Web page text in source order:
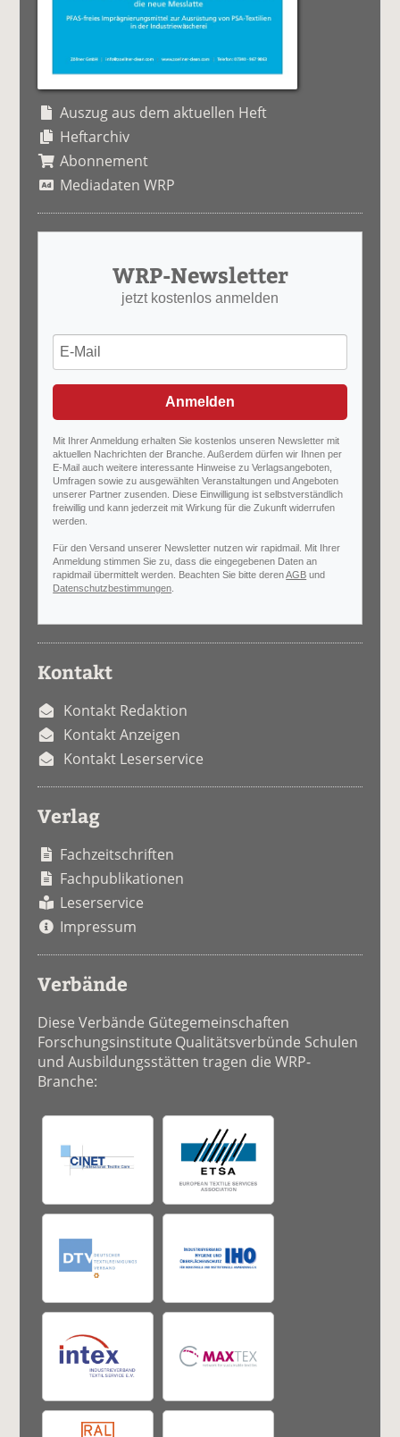
Auszug aus dem aktuellen Heft
Heftarchiv
Abonnement
Mediadaten WRP
WRP-Newsletter
jetzt kostenlos anmelden
Anmelden
Mit Ihrer Anmeldung erhalten Sie kostenlos unseren Newsletter mit
aktuellen Nachrichten der Branche. Außerdem dürfen wir Ihnen per
E-Mail auch weitere interessante Hinweise zu Verlagsangeboten,
Umfragen sowie zu ausgewählten Veranstaltungen und Angeboten
unserer Partner zusenden. Diese Einwilligung ist selbstverständlich
freiwillig und kann jederzeit mit Wirkung für die Zukunft widerrufen
werden.
Für den Versand unserer Newsletter nutzen wir rapidmail. Mit Ihrer
Anmeldung stimmen Sie zu, dass die eingegebenen Daten an
rapidmail übermittelt werden. Beachten Sie bitte derenAGB und
Datenschutzbestimmungen
Kontakt
Kontakt Redaktion
Kontakt Anzeigen
Kontakt Leserservice
Verlag
Fachzeitschriften
Fachpublikationen
Leserservice
Impressum
Verbände
Diese Verbände Gütegemeinschaften
Forschungsinstitute Qualitätsverbünde Schulen
und Ausbildungsstätten tragen die WRP-
Branche: